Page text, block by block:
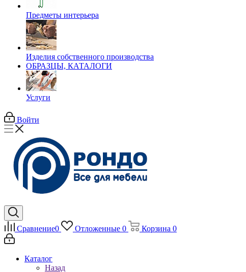
Предметы интерьера
Изделия собственного производства
ОБРАЗЦЫ, КАТАЛОГИ
Услуги
Войти
Сравнение0 Отложенные 0 Корзина 0
Каталог
Назад